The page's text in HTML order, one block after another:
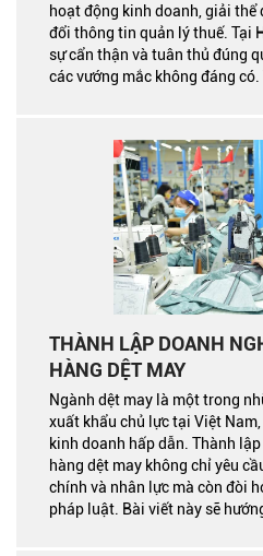
hoạt động kinh doanh, giải
đổi thông tin quản lý thuế. Tại
sự cẩn thận và tuân thủ đúng
các vướng mắc không đáng
một cách nhanh chóng và hiệu
THÀNH LẬP DOANH
HÀNG DỆT MAY
Ngành dệt may là một trong
xuất khẩu chủ lực tại Việt
kinh doanh hấp dẫn. Thành
hàng dệt may không chỉ yêu
chính và nhân lực mà còn đòi
pháp luật. Bài viết này sẽ